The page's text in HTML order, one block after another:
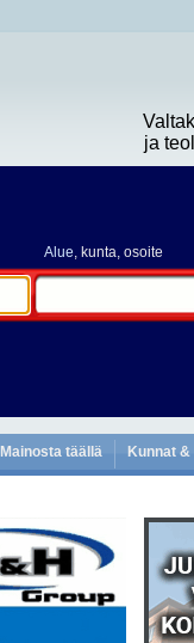
ja
Alue, kunta, osoite
Mainosta täällä Kunnat